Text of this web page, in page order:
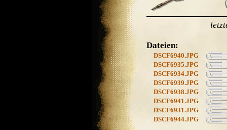
Dateien:
DSCF6940.JPG
DSCF6935.JPG
DSCF6934.JPG
DSCF6939.JPG
DSCF6938.JPG
DSCF6941.JPG
DSCF6931.JPG
DSCF6944.JPG